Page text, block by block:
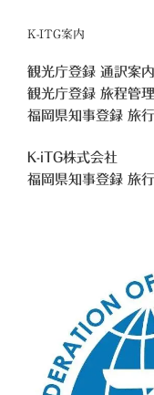
K-ITG案内
観光庁登録 通訳案
観光庁登録 旅程管
福岡県知事登録 旅
K-iTG株式会社
福岡県知事登録 旅